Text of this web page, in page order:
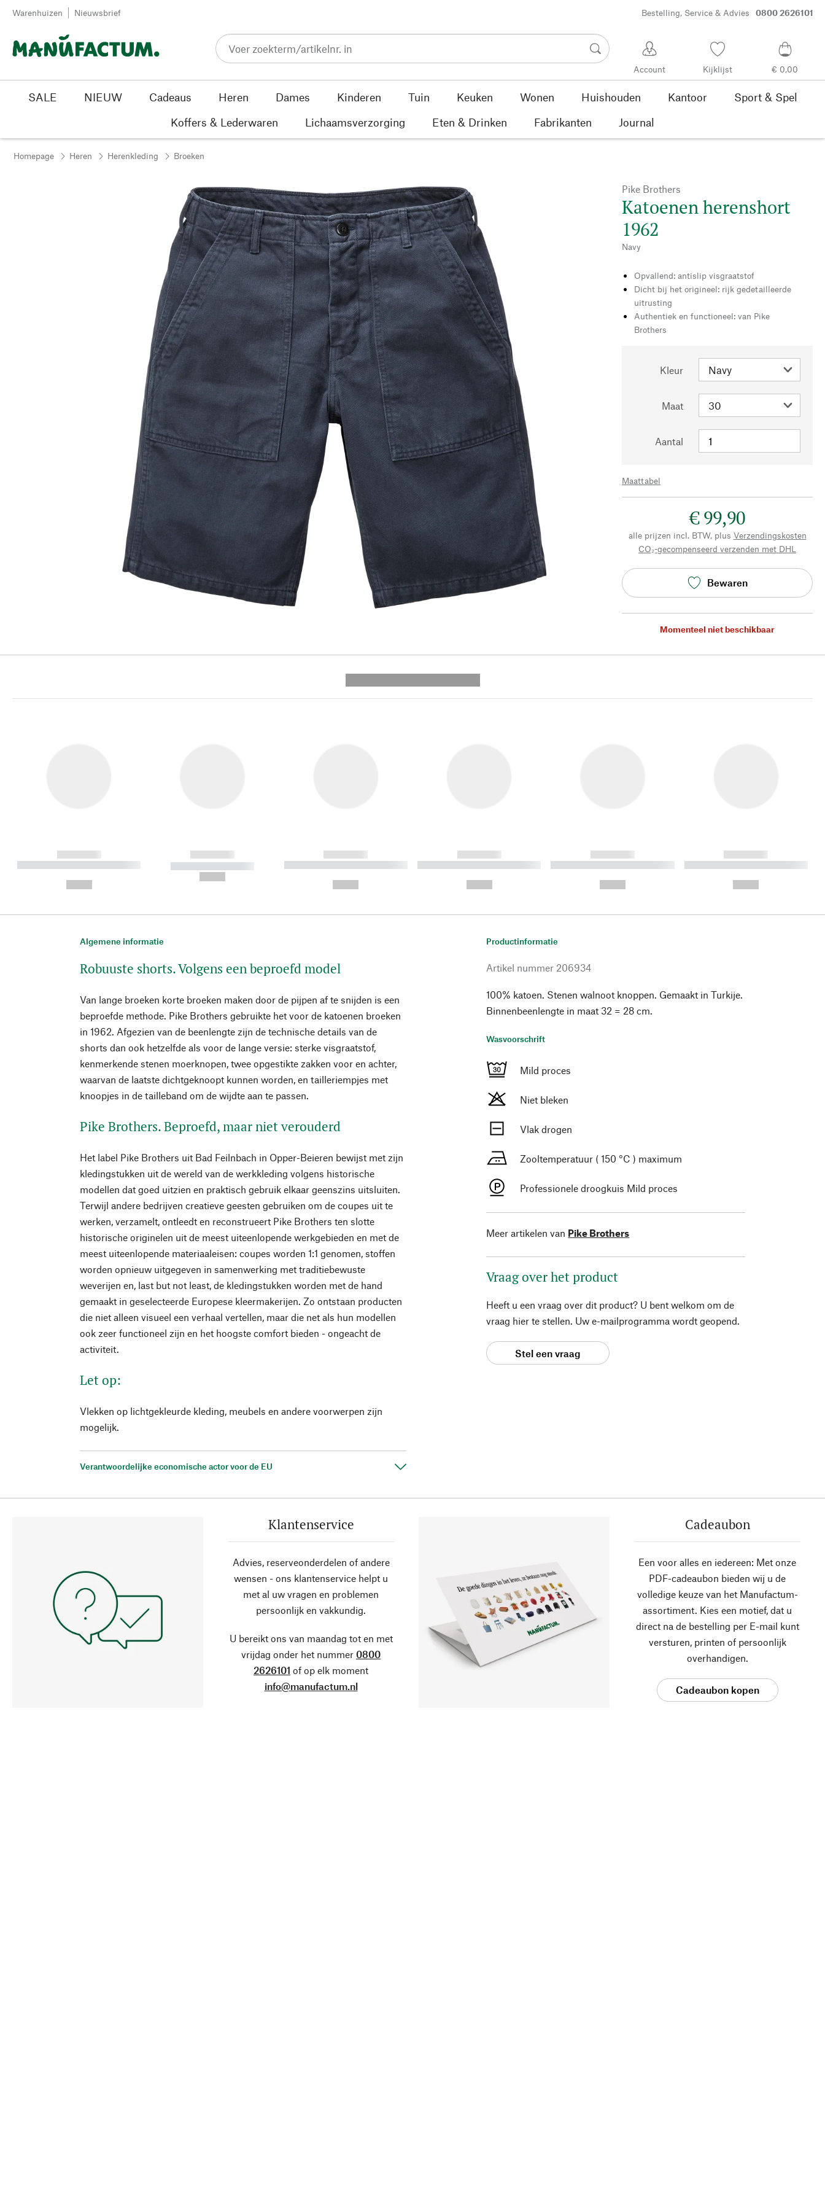
Passer au contenu
Warenhuizen Nieuwsbrief Bestelling, Service & Advies 0800 2626101
Account Kijklijst € 0,00
SALE NIEUW Cadeaus Heren Dames Kinderen Tuin Keuken Wonen Huishouden Kantoor
Sport & Spel
Koffers & Lederwaren
Lichaamsverzorging Eten & Drinken Fabrikanten Journal
Homepage Heren Herenkleding Broeken
Pike Brothers
Katoenen herenshort
1962
Navy
Opvallend: antislip visgraatstof
Dicht bij het origineel: rijk gedetailleerde
uitrusting
Authentiek en functioneel: van Pike
Brothers
Kleur
Maat
Aantal
Maattabel
€ 99,90
alle prijzen incl. BTW, plus Verzendingskosten
CO₂-gecompenseerd verzenden met DHL
Bewaren
Momenteel niet beschikbaar
------------
----------- ----------- ----------
------------
----------- -----------
------------
----------- ----------- ----------
------------
----------- ----------- ----------
------------
----------- ----------- ----------
------------
----------- ----------- ----------
Algemene informatie
Robuuste shorts. Volgens een beproefd model
Van lange broeken korte broeken maken door de pijpen af te snijden is een
beproefde methode. Pike Brothers gebruikte het voor de katoenen broeken
in 1962. Afgezien van de beenlengte zijn de technische details van de
shorts dan ook hetzelfde als voor de lange versie: sterke visgraatstof,
kenmerkende stenen moerknopen, twee opgestikte zakken voor en achter,
waarvan de laatste dichtgeknoopt kunnen worden, en tailleriempjes met
knoopjes in de tailleband om de wijdte aan te passen.
Pike Brothers. Beproefd, maar niet verouderd
Het label Pike Brothers uit Bad Feilnbach in Opper-Beieren bewijst met zijn
kledingstukken uit de wereld van de werkkleding volgens historische
modellen dat goed uitzien en praktisch gebruik elkaar geenszins uitsluiten.
Terwijl andere bedrijven creatieve geesten gebruiken om de coupes uit te
werken, verzamelt, ontleedt en reconstrueert Pike Brothers ten slotte
historische originelen uit de meest uiteenlopende werkgebieden en met de
meest uiteenlopende materiaaleisen: coupes worden 1:1 genomen, stoffen
worden opnieuw uitgegeven in samenwerking met traditiebewuste
weverijen en, last but not least, de kledingstukken worden met de hand
gemaakt in geselecteerde Europese kleermakerijen. Zo ontstaan producten
die niet alleen visueel een verhaal vertellen, maar die net als hun modellen
ook zeer functioneel zijn en het hoogste comfort bieden - ongeacht de
activiteit.
Let op:
Vlekken op lichtgekleurde kleding, meubels en andere voorwerpen zijn
mogelijk.
Verantwoordelijke economische actor voor de EU
Productinformatie
Artikel nummer 206934
100% katoen. Stenen walnoot knoppen. Gemaakt in Turkije.
Binnenbeenlengte in maat 32 = 28 cm.
Wasvoorschrift
Mild proces
Niet bleken
Vlak drogen
Zooltemperatuur ( 150 °C ) maximum
Professionele droogkuis Mild proces
Meer artikelen van Pike Brothers
Vraag over het product
Heeft u een vraag over dit product? U bent welkom om de
vraag hier te stellen. Uw e-mailprogramma wordt geopend.
Stel een vraag
Klantenservice
Advies, reserveonderdelen of andere
wensen - ons klantenservice helpt u
met al uw vragen en problemen
persoonlijk en vakkundig.
U bereikt ons van maandag tot en met
vrijdag onder het nummer 0800
2626101 of op elk moment
info@manufactum.nl
Cadeaubon
Een voor alles en iedereen: Met onze
PDF-cadeaubon bieden wij u de
volledige keuze van het Manufactum-
assortiment. Kies een motief, dat u
direct na de bestelling per E-mail kunt
versturen, printen of persoonlijk
overhandigen.
Cadeaubon kopen